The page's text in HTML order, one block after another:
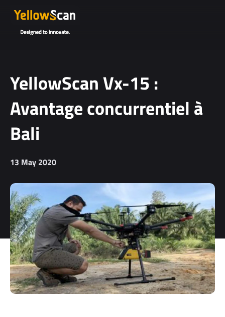
YellowScan Vx-15 :
Avantage concurrentiel à
Bali
13 May 2020
Project
I agree to
receive
YellowScan's
newsletter.
I agree to the
storage and
processing
of my
personal
data.*
You can